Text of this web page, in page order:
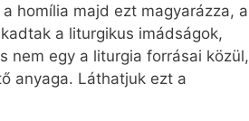
homília majd ezt magyarázza, a
a liturgikus imádságok,
nem egy a liturgia forrásai közül,
anyaga. Láthatjuk ezt a